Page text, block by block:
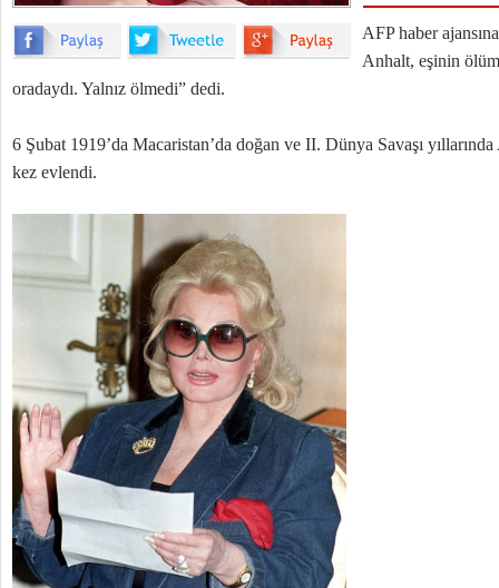
AFP haber
Anhalt, eşinin
oradaydı. Yalnız ölmedi” dedi.
6 Şubat 1919’da Macaristan’da doğan ve II. Dünya Savaşı
kez evlendi.